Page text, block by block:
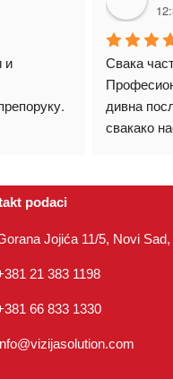
и
Свака
дивна
свакако
podaci
Jojića 11/5, Novi
21 383 1198
66 833 1330